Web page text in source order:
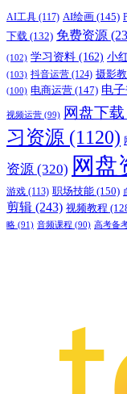
AI工具 (117) AI绘画 (145)
下载 (132) 免费资源
(102) 学习资料 (162) 小
(103) 抖音运营 (124) 摄影
(100) 电商运营 (147) 电
视频运营 (99) 网盘下载
习资源 (1120)
资源 (320) 网盘
游戏 (113) 职场技能 (150)
剪辑 (243) 视频教程
略 (91) 音频课程 (90) 高考备